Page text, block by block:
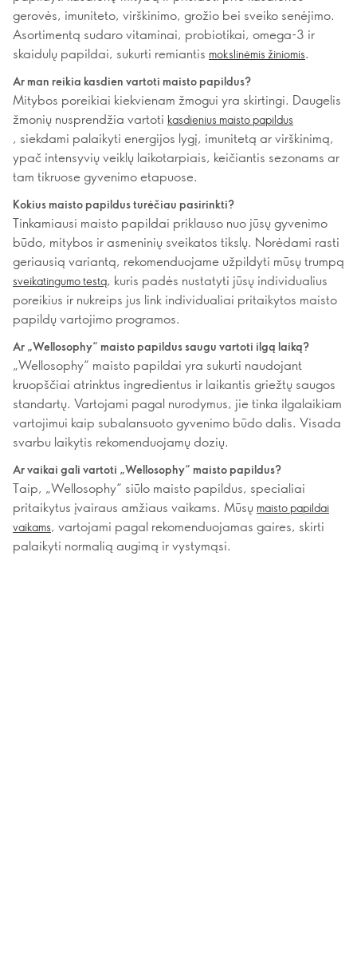
gerovės, imuniteto, virškinimo, grožio bei sveiko senėjimo.
Asortimentą sudaro vitaminai, probiotikai, omega-3 ir
skaidulų papildai, sukurti remiantis mokslinėmis žiniomis.
Ar man reikia kasdien vartoti maisto papildus?
Mitybos poreikiai kiekvienam žmogui yra skirtingi. Daugelis
žmonių nusprendžia vartoti kasdienius maisto papildus
, siekdami palaikyti energijos lygį, imunitetą ar virškinimą,
ypač intensyvių veiklų laikotarpiais, keičiantis sezonams ar
tam tikruose gyvenimo etapuose.
Kokius maisto papildus turėčiau pasirinkti?
Tinkamiausi maisto papildai priklauso nuo jūsų gyvenimo
būdo, mitybos ir asmeninių sveikatos tikslų. Norėdami rasti
geriausią variantą, rekomenduojame užpildyti mūsų trumpą
sveikatingumo testą, kuris padės nustatyti jūsų individualius
poreikius ir nukreips jus link individualiai pritaikytos maisto
papildų vartojimo programos.
Ar „Wellosophy“ maisto papildus saugu vartoti ilgą laiką?
„Wellosophy“ maisto papildai yra sukurti naudojant
kruopščiai atrinktus ingredientus ir laikantis griežtų saugos
standartų. Vartojami pagal nurodymus, jie tinka ilgalaikiam
vartojimui kaip subalansuoto gyvenimo būdo dalis. Visada
svarbu laikytis rekomenduojamų dozių.
Ar vaikai gali vartoti „Wellosophy“ maisto papildus?
Taip, „Wellosophy“ siūlo maisto papildus, specialiai
pritaikytus įvairaus amžiaus vaikams. Mūsų maisto papildai
vaikams, vartojami pagal rekomenduojamas gaires, skirti
palaikyti normalią augimą ir vystymąsi.